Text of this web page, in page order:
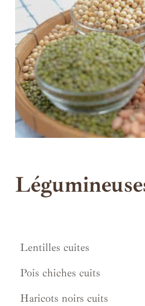
Lentilles cuites
Pois chiches cuits
Haricots noirs cuits